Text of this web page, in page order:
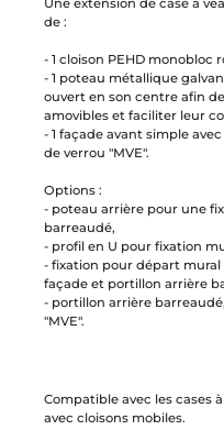
Une extension de case à
de :
- 1 cloison PEHD monobloc
- 1 poteau métallique
ouvert en son centre afin
amovibles et faciliter leur
- 1 façade avant simple
de verrou "MVE".
Options :
- poteau arrière pour une
barreaudé,
- profil en U pour fixation
- fixation pour départ
façade et portillon arrière
- portillon arrière
"MVE".
Compatible avec les cases
avec cloisons mobiles.